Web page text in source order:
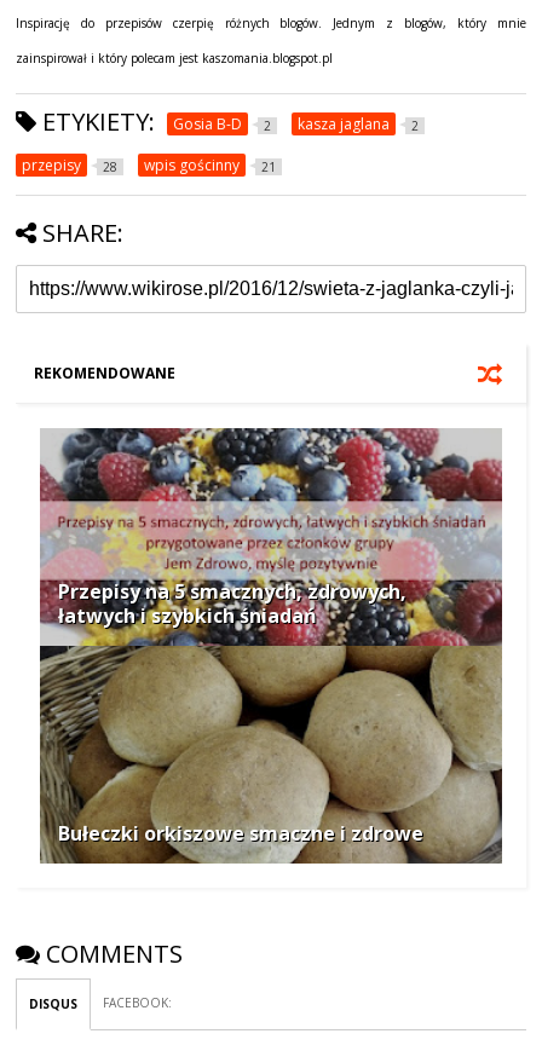
Inspirację do przepisów czerpię różnych blogów. Jednym z blogów, który mnie
zainspirował i który polecam jest kaszomania.blogspot.pl
ETYKIETY: Gosia B-D 2 kasza jaglana 2
przepisy 28 wpis gościnny 21
SHARE:
REKOMENDOWANE
Przepisy na 5 smacznych, zdrowych,
łatwych i szybkich śniadań
Bułeczki orkiszowe smaczne i zdrowe
COMMENTS
DISQUS FACEBOOK: